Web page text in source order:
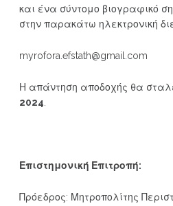
και ένα σύντομο βιογραφικό
στην παρακάτω ηλεκτρονική
myrofora.efstath@gmail.com
Η απάντηση αποδοχής θα
2024
Επιστημονική Επιτροπή:
Πρόεδρος: Μητροπολίτης